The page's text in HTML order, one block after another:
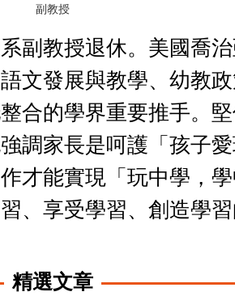
副教授
副教授退休。美國喬
文發展與教學、幼教
合的學界重要推手。
調家長是呵護「孩子愛
才能實現「玩中學，
、享受學習、創造學
精選文章
升小
寶貝
和教
生活
助您
小教
生活